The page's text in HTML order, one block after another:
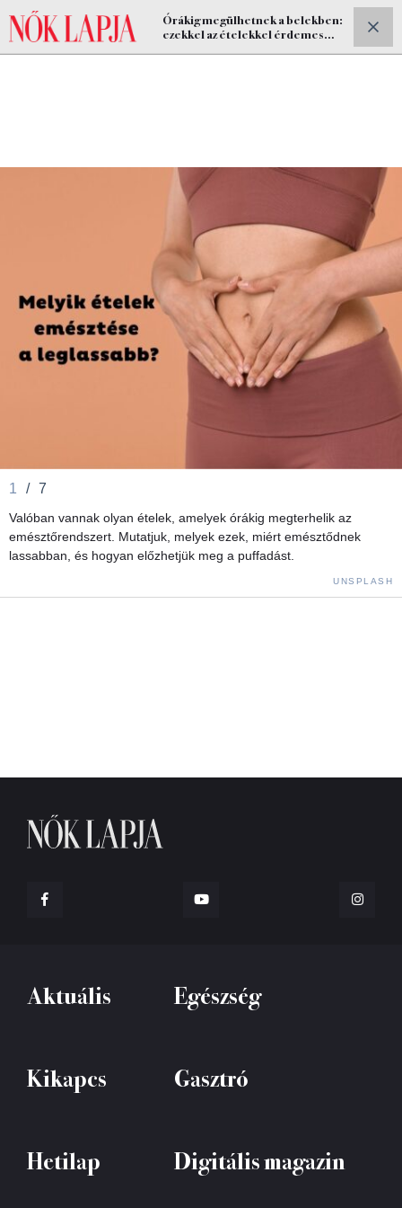
ELŐFIZETEK
Órákig megülhetnek a belekben:
ezekkel az ételekkel érdemes
1 / 7
Valóban vannak olyan ételek, amelyek órákig megterhelik az
emésztőrendszert. Mutatjuk, melyek ezek, miért emésztődnek
lassabban, és hogyan előzhetjük meg a puffadást.
UNSPLASH
Aktuális Egészség
Kikapcs Gasztró
Hetilap Digitális magazin